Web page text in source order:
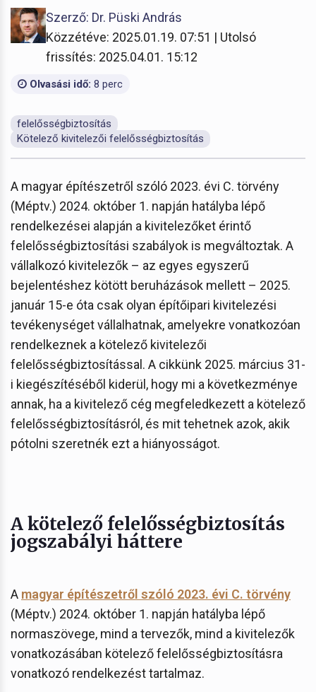
Szerző: Dr. Püski András
Közzétéve: 2025.01.19. 07:51 | Utolsó
frissítés: 2025.04.01. 15:12
Olvasási idő: 8 perc
felelősségbiztosítás
Kötelező kivitelezői felelősségbiztosítás
A magyar építészetről szóló 2023. évi C. törvény
(Méptv.) 2024. október 1. napján hatályba lépő
rendelkezései alapján a kivitelezőket érintő
felelősségbiztosítási szabályok is megváltoztak. A
vállalkozó kivitelezők – az egyes egyszerű
bejelentéshez kötött beruházások mellett – 2025.
január 15-e óta csak olyan építőipari kivitelezési
tevékenységet vállalhatnak, amelyekre vonatkozóan
rendelkeznek a kötelező kivitelezői
felelősségbiztosítással. A cikkünk 2025. március 31-
i kiegészítéséből kiderül, hogy mi a következménye
annak, ha a kivitelező cég megfeledkezett a kötelező
felelősségbiztosításról, és mit tehetnek azok, akik
pótolni szeretnék ezt a hiányosságot.
A kötelező felelősségbiztosítás
jogszabályi háttere
A magyar építészetről szóló 2023. évi C. törvény
(Méptv.) 2024. október 1. napján hatályba lépő
normaszövege, mind a tervezők, mind a kivitelezők
vonatkozásában kötelező felelősségbiztosításra
vonatkozó rendelkezést tartalmaz.